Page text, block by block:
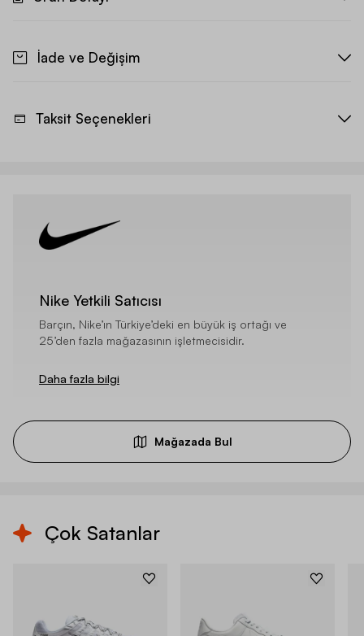
İade ve Değişim
Taksit Seçenekleri
Nike Yetkili Satıcısı
Barçın, Nike’ın Türkiye’deki en büyük iş ortağı ve
25’den fazla mağazasının işletmecisidir.
Daha fazla bilgi
Mağazada Bul
Çok Satanlar